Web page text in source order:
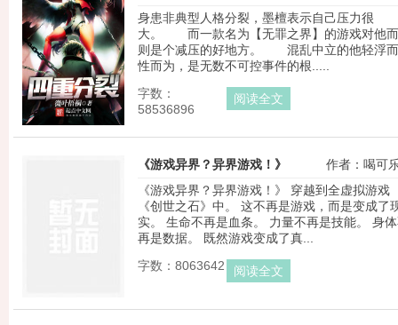
身患非典型人格分裂，墨檀表示自己压力很
大。 而一款名为【无罪之界】的游戏对他
则是个减压的好地方。 混乱中立的他轻浮
性而为，是无数不可控事件的根.....
字数：
58536896
阅读全文
《游戏异界？异界游戏！》
作者：喝可
《游戏异界？异界游戏！》 穿越到全虚拟游戏
《创世之石》中。 这不再是游戏，而是变成了
实。 生命不再是血条。 力量不再是技能。 身
再是数据。 既然游戏变成了真...
字数：8063642
阅读全文